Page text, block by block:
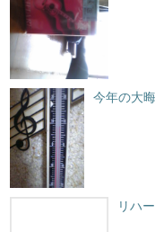
今年の大
リハ